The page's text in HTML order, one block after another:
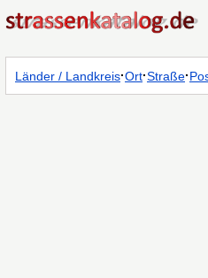
Länder / Landkreis·Ort·Straße·